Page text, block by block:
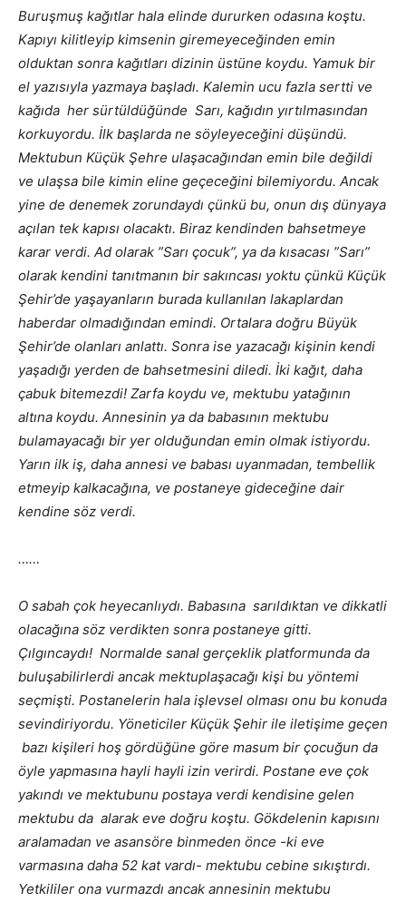
Buruşmuş kağıtlar hala elinde dururken odasına koştu.
Kapıyı kilitleyip kimsenin giremeyeceğinden emin
olduktan sonra kağıtları dizinin üstüne koydu. Yamuk bir
el yazısıyla yazmaya başladı. Kalemin ucu fazla sertti ve
kağıda her sürtüldüğünde Sarı, kağıdın yırtılmasından
korkuyordu. İlk başlarda ne söyleyeceğini düşündü.
Mektubun Küçük Şehre ulaşacağından emin bile değildi
ve ulaşsa bile kimin eline geçeceğini bilemiyordu. Ancak
yine de denemek zorundaydı çünkü bu, onun dış dünyaya
açılan tek kapısı olacaktı. Biraz kendinden bahsetmeye
karar verdi. Ad olarak ”Sarı çocuk”, ya da kısacası ”Sarı”
olarak kendini tanıtmanın bir sakıncası yoktu çünkü Küçük
Şehir’de yaşayanların burada kullanılan lakaplardan
haberdar olmadığından emindi. Ortalara doğru Büyük
Şehir’de olanları anlattı. Sonra ise yazacağı kişinin kendi
yaşadığı yerden de bahsetmesini diledi. İki kağıt, daha
çabuk bitemezdi! Zarfa koydu ve, mektubu yatağının
altına koydu. Annesinin ya da babasının mektubu
bulamayacağı bir yer olduğundan emin olmak istiyordu.
Yarın ilk iş, daha annesi ve babası uyanmadan, tembellik
etmeyip kalkacağına, ve postaneye gideceğine dair
kendine söz verdi.
……
O sabah çok heyecanlıydı. Babasına sarıldıktan ve dikkatli
olacağına söz verdikten sonra postaneye gitti.
Çılgıncaydı! Normalde sanal gerçeklik platformunda da
buluşabilirlerdi ancak mektuplaşacağı kişi bu yöntemi
seçmişti. Postanelerin hala işlevsel olması onu bu konuda
sevindiriyordu. Yöneticiler Küçük Şehir ile iletişime geçen
bazı kişileri hoş gördüğüne göre masum bir çocuğun da
öyle yapmasına hayli hayli izin verirdi. Postane eve çok
yakındı ve mektubunu postaya verdi kendisine gelen
mektubu da alarak eve doğru koştu. Gökdelenin kapısını
aralamadan ve asansöre binmeden önce -ki eve
varmasına daha 52 kat vardı- mektubu cebine sıkıştırdı.
Yetkililer ona vurmazdı ancak annesinin mektubu